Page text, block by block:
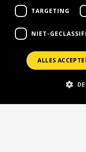
TARGETING
NIET-
ALLES